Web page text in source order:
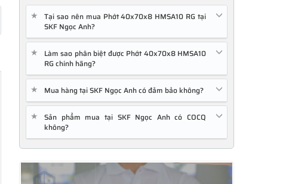
★
Tại sao nên mua Phớt 40x70x8 HMSA10 RG tại
SKF Ngọc Anh?
★
Làm sao phân biệt được Phớt 40x70x8 HMSA10
RG chính hãng?
★ Mua hàng tại SKF Ngọc Anh có đảm bảo không?
★
Sản phẩm mua tại SKF Ngọc Anh có COCQ
không?